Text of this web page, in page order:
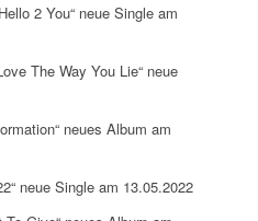
2 You“ neue Single am
The Way You Lie“ neue
neues Album am
neue Single am 13.05.2022